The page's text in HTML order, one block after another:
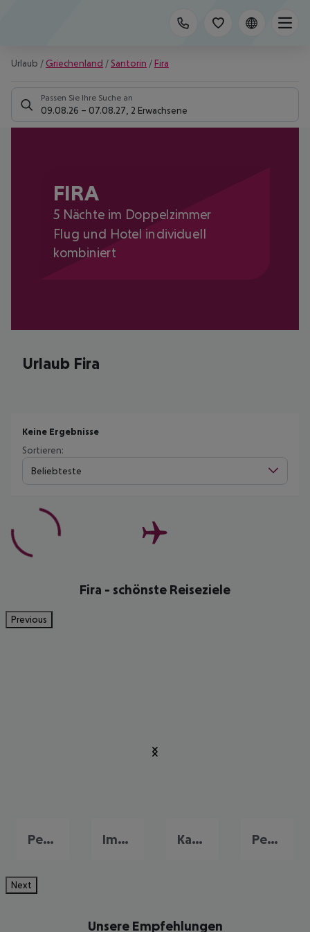
Urlaub / Griechenland / Santorin / Fira
Passen Sie Ihre Suche an
09.08.26 – 07.08.27 2 Erwachsene
FIRA
5 Nächte im Doppelzimmer
Flug und Hotel individuell
kombiniert
Urlaub Fira
Keine Ergebnisse
Sortieren:
Beliebteste
Fira - schönste Reiseziele
Previous
Perissa Imerovigli Kamari Perivolos
Next
Unsere Empfehlungen